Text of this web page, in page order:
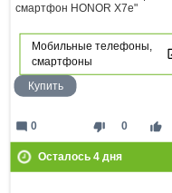
смартфон HONOR X7e"
Мобильные телефоны,
смартфоны
Купить
thumb_down 0 thumb_up
mode_comment 0
Осталось 4дня